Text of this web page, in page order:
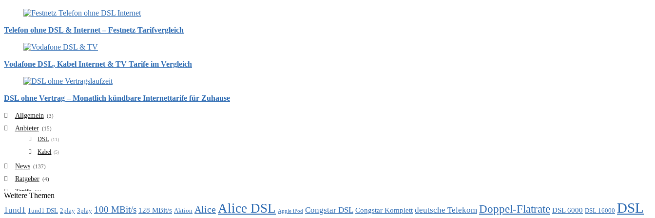
Telefon ohne DSL & Internet – Festnetz Tarifvergleich
Vodafone DSL, Kabel Internet & TV Tarife im Vergleich
DSL ohne Vertrag – Monatlich kündbare Internettarife für Zuhause
Allgemein (3)
Anbieter (15)
DSL (11)
Kabel (5)
News (137)
Ratgeber (4)
Tarife (7)
Weitere Themen
1und1 1und1 DSL 2play 3play 100 MBit/s 128 MBit/s Aktion AliceAlice DSL Apple iPod Congstar DSL Congstar Komplett deutsche Telekom Doppel-Flatrate DSL 6000 DSL 16000 DSL